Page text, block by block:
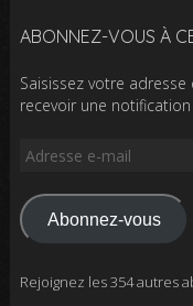
ABONNEZ-VOUS À
Saisissez votre
recevoir une
Adresse
mail
Abonnez-vous
Rejoignez les 354 autres